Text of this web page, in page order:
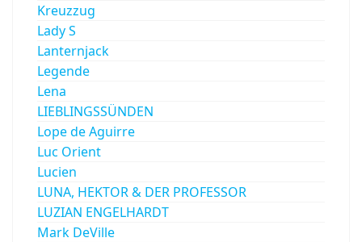
Kreuzzug
Lady S
Lanternjack
Legende
Lena
LIEBLINGSSÜNDEN
Lope de Aguirre
Luc Orient
Lucien
LUNA, HEKTOR & DER PROFESSOR
LUZIAN ENGELHARDT
Mark DeVille